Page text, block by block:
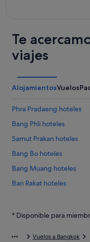
Te
viajes
AlojamientosVuelos
Phra Pradaeng hoteles
Bang Phli hoteles
Samut Prakan hoteles
Bang Bo hoteles
Bang Muang hoteles
Ban Rakat hoteles
Racha Thewa hoteles
* Disponible para
Vuelos a Bangkok